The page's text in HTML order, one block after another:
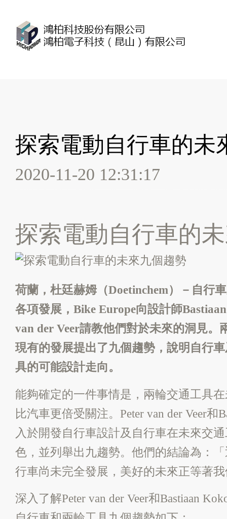
探索電動自行車的未
2020-11-20 12:31:17
探索電動自行車的
荷蘭，杜廷赫姆（Doetinchem）－自行
各項發展，Bike Europe向設計師
van der Veer請教他們對於未來的洞見。
現有的發展提出了九個趨勢，說明自行
具的可能設計走向。
能夠確定的一件事情是，兩輪交通工具
比汽車更倍受關注。Peter van der Veer和
入於開發自行車設計及自行車在未來交
色，並列舉出九趨勢。他們的結論為：
行車尚未完全發展，美好的未來正等著
深入了解Peter van der Veer和Bastiaan